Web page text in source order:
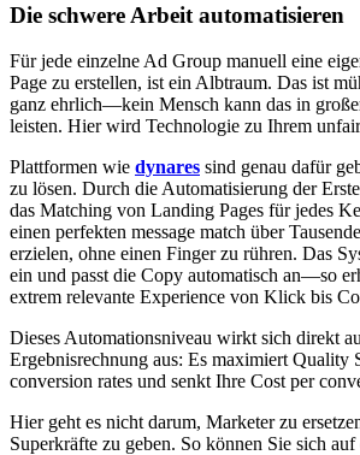
Die schwere Arbeit automatisieren
Für jede einzelne Ad Group manuell eine
Page zu erstellen, ist ein Albtraum. Das ist
ganz ehrlich—kein Mensch kann das in
leisten. Hier wird Technologie zu Ihrem
Plattformen wie dynares sind genau dafür
zu lösen. Durch die Automatisierung der
das Matching von Landing Pages für jedes
einen perfekten message match über
erzielen, ohne einen Finger zu rühren. Das
ein und passt die Copy automatisch an—so
extrem relevante Experience von Klick bis
Dieses Automationsniveau wirkt sich direkt
Ergebnisrechnung aus: Es maximiert Quality
conversion rates und senkt Ihre Cost per
Hier geht es nicht darum, Marketer zu
Superkräfte zu geben. So können Sie sich